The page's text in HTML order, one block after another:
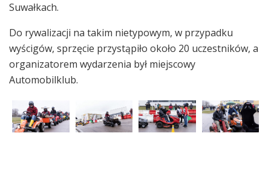
Suwałkach.
Do rywalizacji na takim nietypowym, w przypadku
wyścigów, sprzęcie przystąpiło około 20 uczestników, a
organizatorem wydarzenia był miejscowy
Automobilklub.